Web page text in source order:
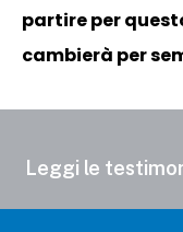
partire per
cambierà per
Leggi le